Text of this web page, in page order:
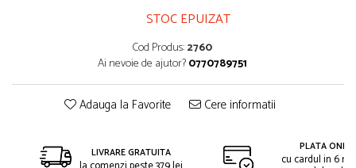
STOC EPUIZAT
Cod Produs:2760
Ai nevoie de ajutor?0770789751
Adauga la Favorite Cere informatii
LIVRARE GRATUITA PLATA
cu cardul in 6